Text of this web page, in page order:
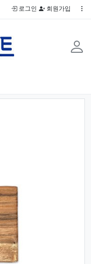
로그인 회원가입